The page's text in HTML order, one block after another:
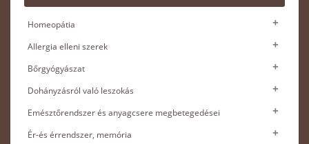
Homeopátia
Allergia elleni szerek
Bőrgyógyászat
Dohányzásról való leszokás
Emésztőrendszer és anyagcsere megbetegedései
Ér-és érrendszer, memória